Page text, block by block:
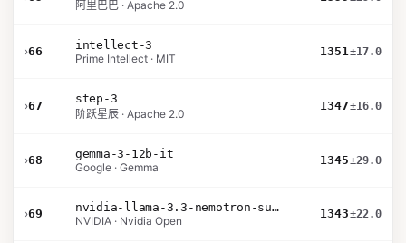
阿里巴巴 · Apache 2.0
›66
intellect-3
Prime Intellect · MIT
1351±17.0
›67
step-3
阶跃星辰 · Apache 2.0
1347±16.0
›68
gemma-3-12b-it
Google · Gemma
1345±29.0
›69
nvidia-llama-3.3-nemotron-super-49b-v1.5
NVIDIA · Nvidia Open
1343±22.0